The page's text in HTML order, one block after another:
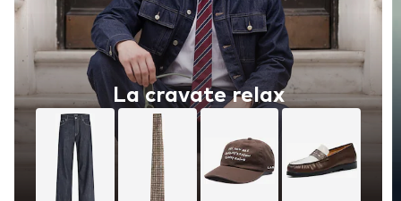
La cravate relax